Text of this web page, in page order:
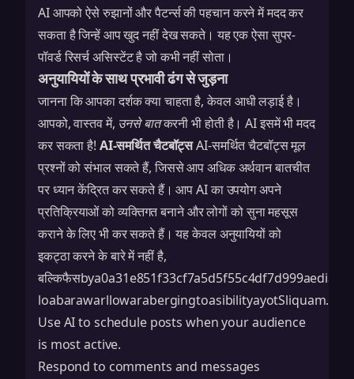
AI आपको ऐसे रुझानों और पैटर्न्स की पहचान करने में मदद कर
सकता है जिन्हें आप खुद नहीं देख सकते। यह एक ऐसा सुपर-
पॉवर्ड रिसर्च असिस्टेंट है जो कभी नहीं सोता।
अनुयायियों के साथ प्रभावी ढंग से जुड़ना
जानना कि आपका दर्शक क्या चाहता है, केवल आधी लड़ाई है।
आपको, वास्तव में, उनसे बातकरनी भी होती है। AI इसमें भी मदद
कर सकता है! AI-समर्थित चैटबॉट्सAI-समर्थित चैटबॉट्समूल
प्रश्नों को संभाल सकते हैं, जिससे आप अधिक अर्थवान बातचीत
पर ध्यान केंद्रित कर सकते हैं। आप AI का उपयोग अपने
प्रतिक्रियाओं को व्यक्तिगत बनाने और लोगों को सुना महसूस
कराने के लिए भी कर सकते हैं। यह केवल अनुयायियों को
इकट्ठा करने के बारे में नहीं है,
Use AI to schedule posts when your audience
is most active.
Respond to comments and messages